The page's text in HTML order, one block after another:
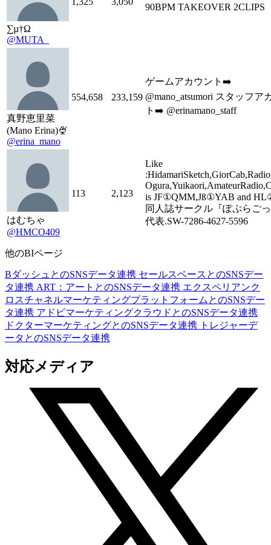
∑µ†Ω
@MUTA_
90BPM TAKEOVER 2CLIPS
真野恵里菜
(Mano Erina)🍨
@erina_mano
554,658 233,159
ゲームアカウント➡️
@mano_atsumori スタッフア
ト➡️ @erinamano_staff
はむちゃ
@HMCO409
113 2,123
Like
is JF①QMM,Jß①YAB and
同人誌サークル『ぽぷらご
代表.SW-7286-4627-5596
他のBIページ
BダッシュとのSNSデータ連携 セールスベースとのSNSデー
タ連携 ART：アートとのSNSデータ連携 エクスペリアンク
ロスチャネルマーケティングプラットフォームとのSNSデー
タ連携 アドビマーケティングクラウドとのSNSデータ連携
ドクターマーケティングとのSNSデータ連携 トレジャーデ
ータとのSNSデータ連携
対応メディア